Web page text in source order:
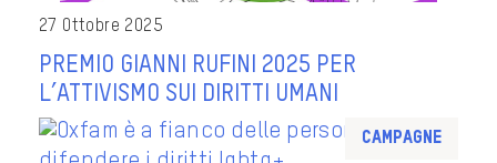
27 Ottobre 2025
PREMIO GIANNI RUFINI 2025 PER
L’ATTIVISMO SUI DIRITTI UMANI
Campagne